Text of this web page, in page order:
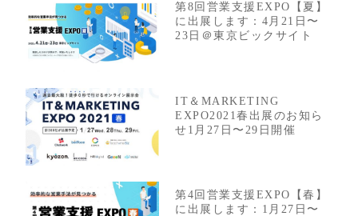
第8回営業支援EXPO【夏】
に出展します：4月21日〜
23日＠東京ビックサイト
IT＆MARKETING
EXPO2021春出展のお知ら
せ1月27日〜29日開催
第4回営業支援EXPO【春】
に出展します：1月27日〜